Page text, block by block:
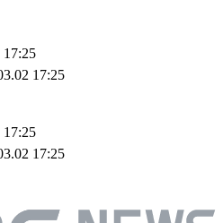
17:25
17:25
17:25